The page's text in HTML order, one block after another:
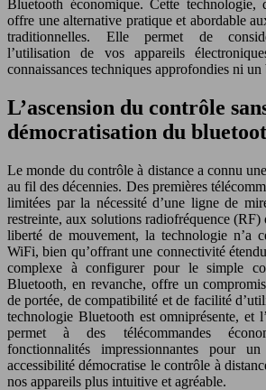
Bluetooth économique. Cette technologie,
offre une alternative pratique et abordable
traditionnelles. Elle permet de
l’utilisation de vos appareils
connaissances techniques approfondies ni un
L’ascension du contrôle
démocratisation du
Le monde du contrôle à distance a connu
au fil des décennies. Des premières
limitées par la nécessité d’une ligne de
restreinte, aux solutions radiofréquence
liberté de mouvement, la technologie n’a
WiFi, bien qu’offrant une connectivité
complexe à configurer pour le simple
Bluetooth, en revanche, offre un
de portée, de compatibilité et de facilité
technologie Bluetooth est omniprésente, et
permet à des télécommandes
fonctionnalités impressionnantes pour
accessibilité démocratise le contrôle à
nos appareils plus intuitive et agréable.